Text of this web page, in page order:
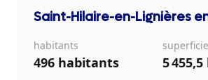
Saint-Hilaire-en-Lignières
habitants
496 habitants
superficie
5 455,5